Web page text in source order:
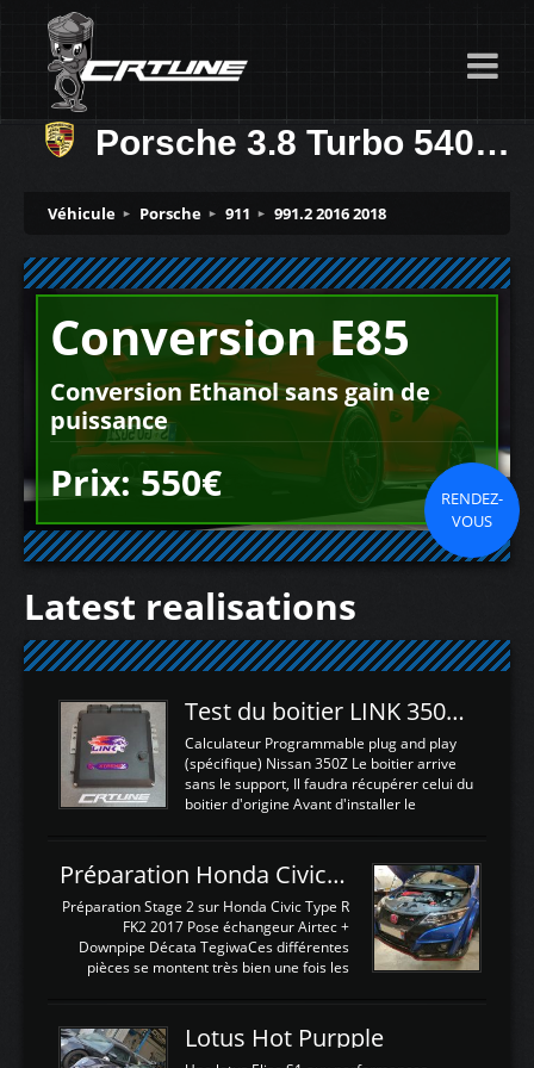
Porsche 3.8 Turbo 540ch
Véhicule Porsche 911 991.2 2016 2018
Conversion E85
Conversion Ethanol sans gain de
puissance
Prix: 550€
RENDEZ-
VOUS
Latest realisations
Test du boitier LINK 350Z Plugin ECU
Calculateur Programmable plug and play
(spécifique) Nissan 350Z Le boitier arrive
sans le support, Il faudra récupérer celui du
boitier d'origine Avant d'installer le
d'envoyer l'information de la large bande
dans le boitier. sydney sweeney deepfake
La sortie 0-5V de l'afr sera connectée sur
l'entrée AN Volt 8 et GndAN pour
Analogique, et Volt car l'information est une
tension (Pas une résistance variable d'un
est temps de brancher le ...
Préparation Honda Civic Type R FK2
Préparation Stage 2 sur Honda Civic Type R
FK2 2017 Pose échangeur Airtec +
Downpipe Décata TegiwaCes différentes
pièces se montent très bien une fois les
légere découpe du plastique inferieur,
negénant en rien la structure ou le
Lotus Hot Purpple